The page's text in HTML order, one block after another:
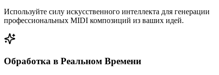
Используйте силу искусственного интеллекта для генерации
профессиональных MIDI композиций из ваших идей.
Обработка в Реальном Времени